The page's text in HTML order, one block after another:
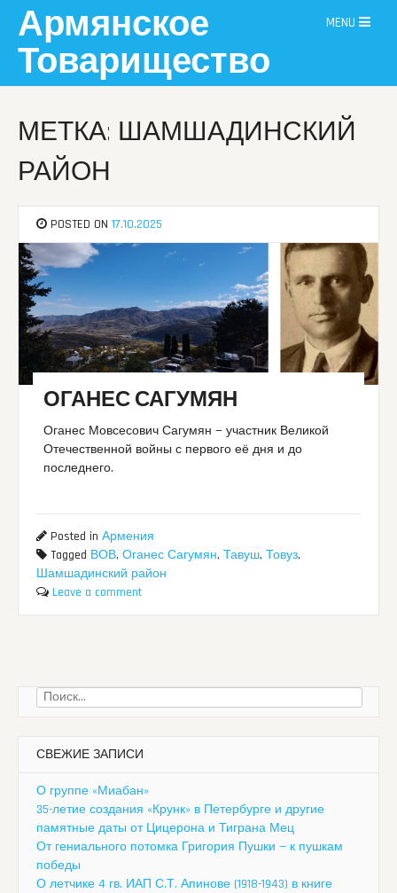
content
Армянское
Товарищество
MENU
МЕТКА: ШАМШАДИНСКИЙ
РАЙОН
POSTED ON17.10.2025
ОГАНЕС САГУМЯН
Оганес Мовсесович Сагумян — участник Великой
Отечественной войны с первого её дня и до
последнего.
Posted inАрмения
Tagged ВОВ,Оганес Сагумян,Тавуш,Товуз,
Шамшадинский район
Leave a comment
Найти:
СВЕЖИЕ ЗАПИСИ
О группе «Миабан»
35-летие создания «Крунк» в Петербурге и другие
памятные даты от Цицерона и Тиграна Мец
От гениального потомка Григория Пушки — к пушкам
победы
О летчике 4 гв. ИАП С.Т. Апинове (1918-1943) в книге